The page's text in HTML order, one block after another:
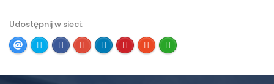
Udostępnij w sieci: